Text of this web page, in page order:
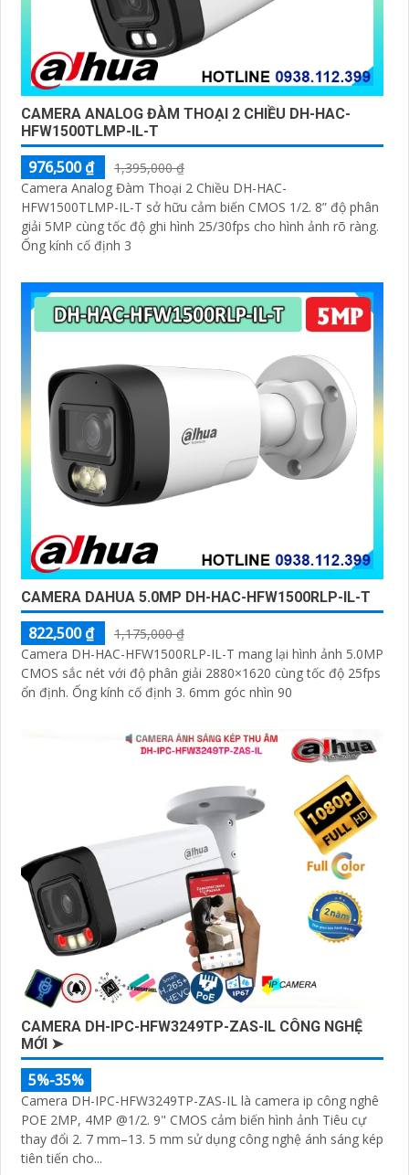
CAMERA ANALOG ĐÀM THOẠI 2 CHIỀU DH-HAC-
HFW1500TLMP-IL-T
976,500 ₫
1,395,000 ₫
Camera Analog Đàm Thoại 2 Chiều DH-HAC-
HFW1500TLMP-IL-T sở hữu cảm biến CMOS 1/2. 8” độ phân
giải 5MP cùng tốc độ ghi hình 25/30fps cho hình ảnh rõ ràng.
Ống kính cố định 3
CAMERA DAHUA 5.0MP DH-HAC-HFW1500RLP-IL-T
822,500 ₫
1,175,000 ₫
Camera DH-HAC-HFW1500RLP-IL-T mang lại hình ảnh 5.0MP
CMOS sắc nét với độ phân giải 2880×1620 cùng tốc độ 25fps
ổn định. Ống kính cố định 3. 6mm góc nhìn 90
CAMERA DH-IPC-HFW3249TP-ZAS-IL CÔNG NGHỆ
MỚI ➤
5%-35%
Camera DH-IPC-HFW3249TP-ZAS-IL là camera ip công nghê
POE 2MP, 4MP @1/2. 9" CMOS cảm biến hình ảnh Tiêu cự
thay đổi 2. 7 mm–13. 5 mm sử dụng công nghệ ánh sáng kép
tiên tiến cho...